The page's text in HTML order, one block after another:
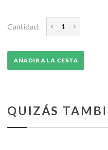
Cantidad:
AÑADIR A LA CESTA
QUIZÁS